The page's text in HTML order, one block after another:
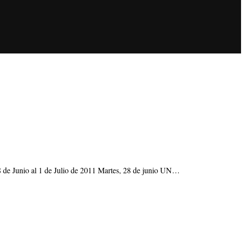
Junio al 1 de Julio de 2011 Martes, 28 de junio UN…